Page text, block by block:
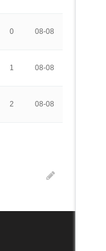
0 08-08
1 08-08
2 08-08